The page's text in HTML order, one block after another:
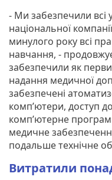
- Ми забезпечили всі
національної
минулого року всі
навчання, -
забезпечили як
надання медичної
забезпечені
комп’ютери, доступ
комп’ютерне
медичне
подальше технічне
Витратили